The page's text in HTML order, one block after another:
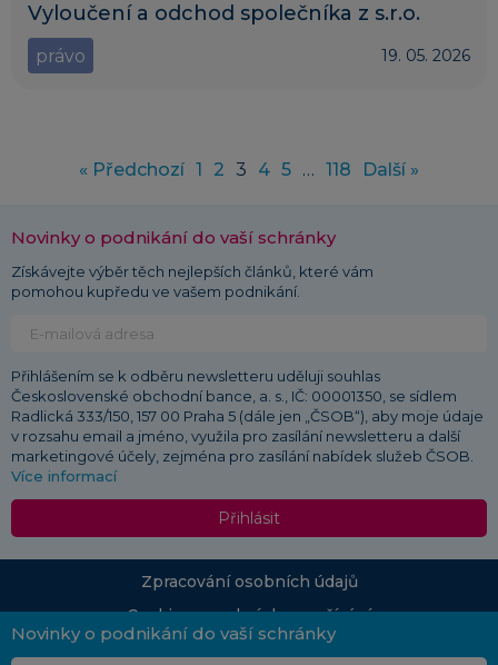
Vyloučení a odchod společníka z s.r.o.
právo 19. 05. 2026
« Předchozí 1 2 3 4 5 … 118 Další »
Novinky o podnikání do vaší schránky
Získávejte výběr těch nejlepších článků, které vám
pomohou kupředu ve vašem podnikání.
Přihlášením se k odběru newsletteru uděluji souhlas
Československé obchodní bance, a. s., IČ: 00001350, se sídlem
Radlická 333/150, 157 00 Praha 5 (dále jen „ČSOB“), aby moje údaje
v rozsahu email a jméno, využila pro zasílání newsletteru a další
marketingové účely, zejména pro zasílání nabídek služeb ČSOB.
Více informací
Přihlásit
Zpracování osobních údajů
Cookies a podmínky používání
Novinky o podnikání do vaší schránky